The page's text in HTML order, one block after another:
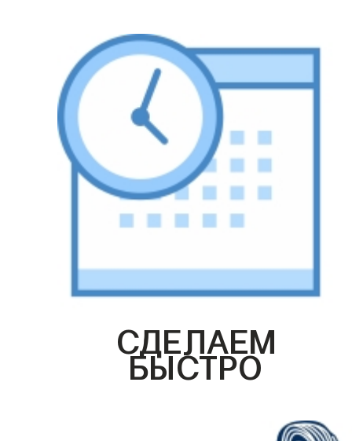
СДЕЛАЕМ
БЫСТРО